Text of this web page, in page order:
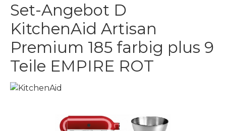
Set-Angebot D
KitchenAid Artisan
Premium 185 farbig plus 9
Teile EMPIRE ROT
Bildergalerie überspringen